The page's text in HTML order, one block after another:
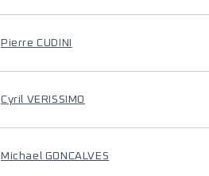
Pierre CUDINI
Cyril VERISSIMO
Michael GONCALVES